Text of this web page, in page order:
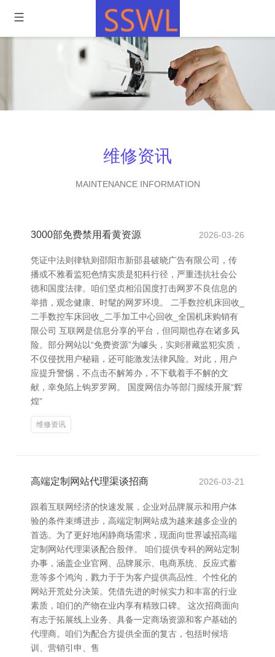
维修资讯
MAINTENANCE INFORMATION
3000部免费禁用看黄资源 2026-03-26
凭证中法则律轨则邵阳市新邵县破晓广告有限公司，传
播或不雅看监犯色情实质是犯科行径，严重违抗社会公
德和国度法律。咱们坚贞相沿国度打击网罗不良信息的
举措，观念健康、时髦的网罗环境。 二手数控机床回收_
二手数控车床回收_二手加工中心回收_全国机床购销有
限公司 互联网是信息分享的平台，但同期也存在诸多风
险。部分网站以“免费资源”为噱头，实则潜藏监犯实质，
不仅侵扰用户秘籍，还可能激发法律风险。对此，用户
应提升警惕，不点击不解筹办，不下载着手不解的文
献，幸免陷上钩罗罗网。 国度网信办等部门握续开展“辉
煌”
维修资讯
高端定制网站代理渠谈招商 2026-03-21
跟着互联网经济的快速发展，企业对品牌展示和用户体
验的条件束缚进步，高端定制网站成为越来越多企业的
首选。为了更好地闲静商场需求，现面向世界诚招高端
定制网站代理渠谈配合股伴。 咱们提供专科的网站定制
办事，涵盖企业官网、品牌展示、电商系统、反应式蓄
意等多个鸿沟，戮力于于为客户提供高品性、个性化的
网站开荒处分决策。凭借先进的时候实力和丰富的行业
素质，咱们的产物在业内享有精致口碑。 这次招商面向
有志于拓展线上业务、具备一定商场资源和客户基础的
代理商。咱们为配合方提供全面的复古，包括时候培
训、营销引申、售